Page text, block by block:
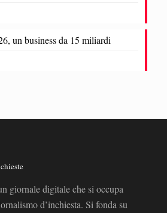
un business da 15 miliardi
giornale digitale che si occupa
d’inchiesta. Si fonda su